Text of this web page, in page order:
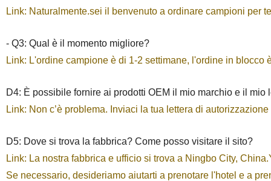
Link: Naturalmente.sei il benvenuto a ordinare campioni per
- Q3: Qual è il momento migliore?
Link: L'ordine campione è di 1-2 settimane, l'ordine in
D4: È possibile fornire ai prodotti OEM il mio marchio e il mio
Link: Non c’è problema. Inviaci la tua lettera di
D5: Dove si trova la fabbrica? Come posso visitare il sito?
Link: La nostra fabbrica e ufficio si trova a Ningbo City,
Se necessario, desideriamo aiutarti a prenotare l'hotel e a